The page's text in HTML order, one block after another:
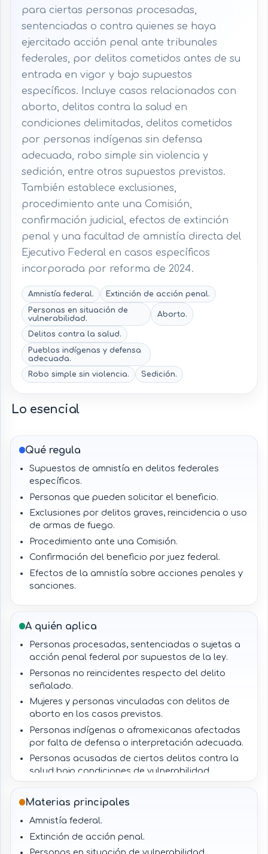
para ciertas personas procesadas,
sentenciadas o contra quienes se haya
ejercitado acción penal ante tribunales
federales, por delitos cometidos antes de su
entrada en vigor y bajo supuestos
específicos. Incluye casos relacionados con
aborto, delitos contra la salud en
condiciones delimitadas, delitos cometidos
por personas indígenas sin defensa
adecuada, robo simple sin violencia y
sedición, entre otros supuestos previstos.
También establece exclusiones,
procedimiento ante una Comisión,
confirmación judicial, efectos de extinción
penal y una facultad de amnistía directa del
Ejecutivo Federal en casos específicos
incorporada por reforma de 2024.
Amnistía federal.
Extinción de acción penal.
Personas en situación de
vulnerabilidad.
Aborto.
Delitos contra la salud.
Pueblos indígenas y defensa
adecuada.
Robo simple sin violencia.
Sedición.
Lo esencial
Qué regula
Supuestos de amnistía en delitos federales
específicos.
Personas que pueden solicitar el beneficio.
Exclusiones por delitos graves, reincidencia o uso
de armas de fuego.
Procedimiento ante una Comisión.
Confirmación del beneficio por juez federal.
Efectos de la amnistía sobre acciones penales y
sanciones.
Facultad excepcional de amnistía directa por el
Ejecutivo Federal.
A quién aplica
Personas procesadas, sentenciadas o sujetas a
acción penal federal por supuestos de la ley.
Personas no reincidentes respecto del delito
señalado.
Mujeres y personas vinculadas con delitos de
aborto en los casos previstos.
Personas indígenas o afromexicanas afectadas
por falta de defensa o interpretación adecuada.
Personas acusadas de ciertos delitos contra la
salud bajo condiciones de vulnerabilidad.
Comisión encargada de analizar solicitudes.
Autoridades penitenciarias y ministeriales
federales.
Materias principales
Amnistía federal.
Extinción de acción penal.